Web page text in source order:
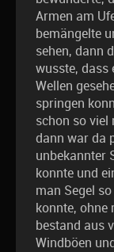
Armen am
bemängelte
sehen, dann
wusste, dass
Wellen
springen
schon so viel
dann war da
unbekannter
konnte und
man Segel
konnte, ohne
bestand aus
Windböen